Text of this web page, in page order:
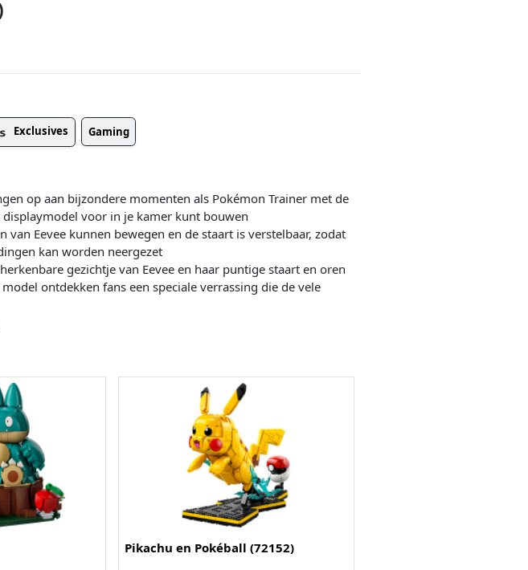
Exclusives Gaming
op aan bijzondere momenten als Pokémon Trainer met de
voor in je kamer kunt bouwen
van Eevee kunnen bewegen en de staart is verstelbaar, zodat
kan worden neergezet
gezichtje van Eevee en haar puntige staart en oren
model ontdekken fans een speciale verrassing die de vele
Pikachu en Pokéball (72152)